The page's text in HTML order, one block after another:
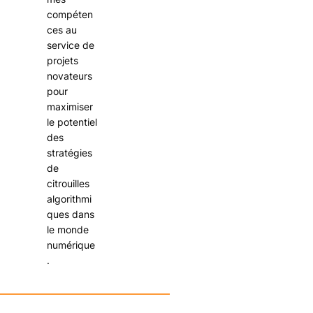
compéten
ces au
service de
projets
novateurs
pour
maximiser
le potentiel
des
stratégies
de
citrouilles
algorithmi
ques dans
le monde
numérique
.